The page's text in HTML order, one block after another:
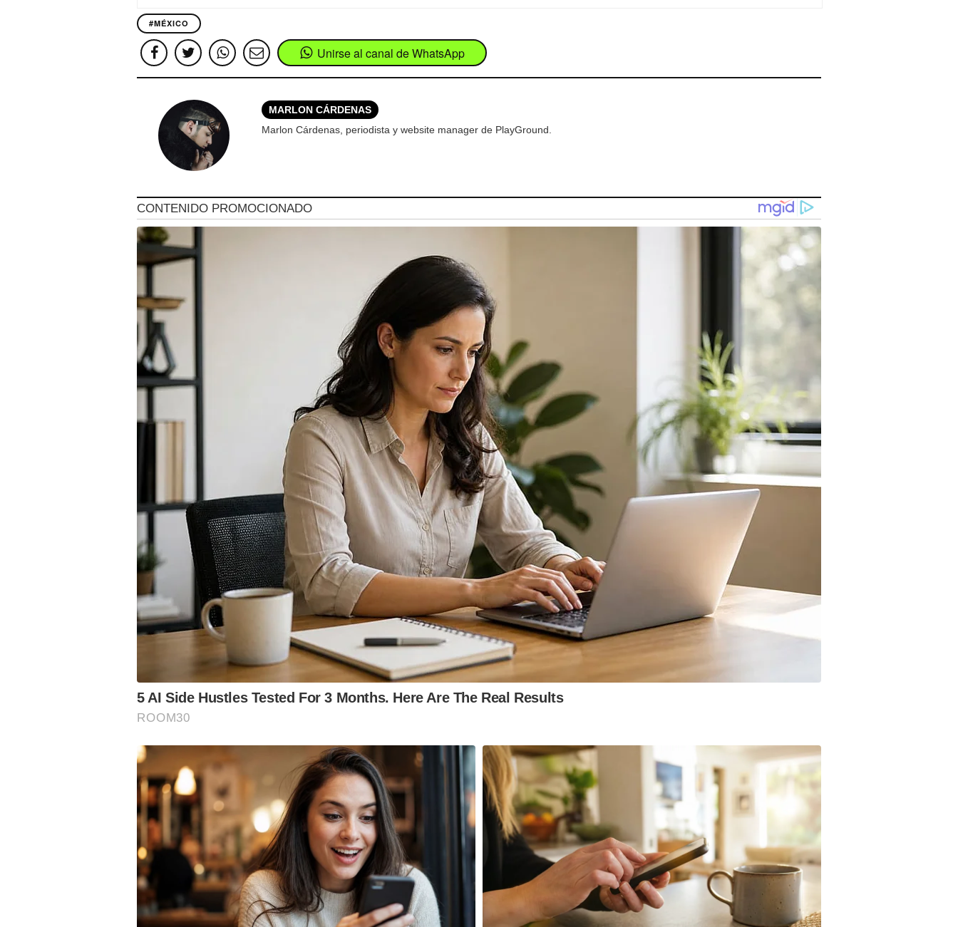
#MÉXICO
Unirse al canal de WhatsApp
MARLON CÁRDENAS
Marlon Cárdenas, periodista y website manager de PlayGround.